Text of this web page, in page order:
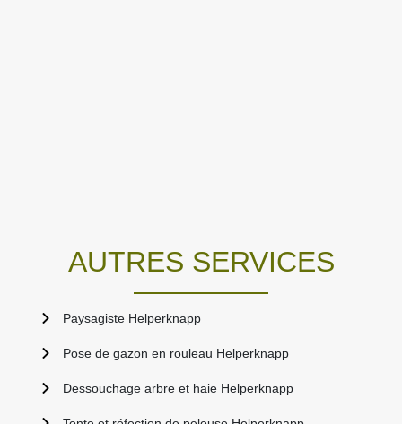
AUTRES SERVICES
Paysagiste Helperknapp
Pose de gazon en rouleau Helperknapp
Dessouchage arbre et haie Helperknapp